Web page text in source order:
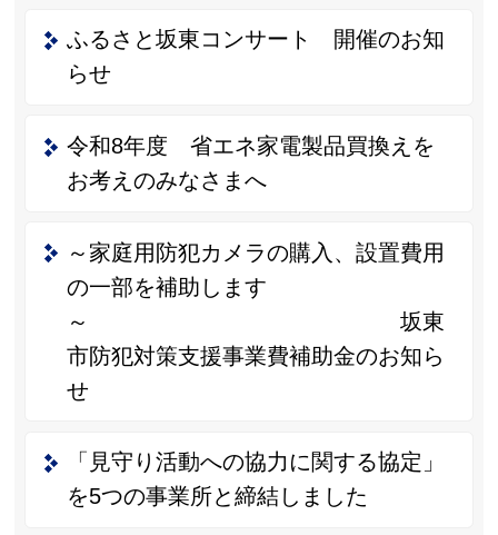
ふるさと坂東コンサート 開催のお知
らせ
令和8年度 省エネ家電製品買換えを
お考えのみなさまへ
～家庭用防犯カメラの購入、設置費用
の一部を補助します
～ 坂東
市防犯対策支援事業費補助金のお知ら
せ
「見守り活動への協力に関する協定」
を5つの事業所と締結しました